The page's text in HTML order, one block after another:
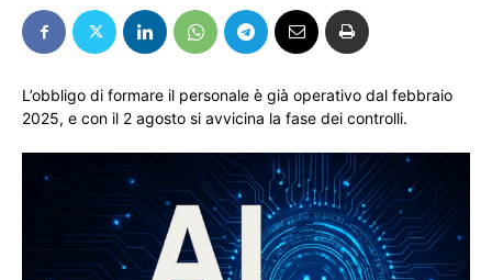
L’obbligo di formare il personale è già operativo dal febbraio
2025, e con il 2 agosto si avvicina la fase dei controlli.